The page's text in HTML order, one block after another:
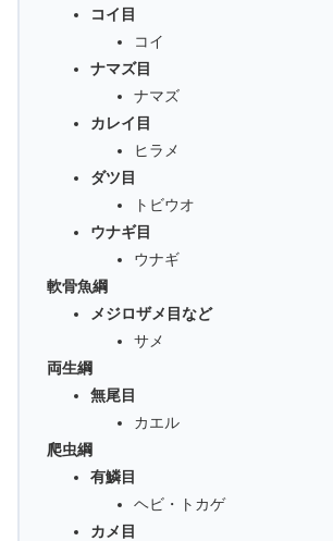
コイ目
コイ
ナマズ目
ナマズ
カレイ目
ヒラメ
ダツ目
トビウオ
ウナギ目
ウナギ
軟骨魚綱
メジロザメ目など
サメ
両生綱
無尾目
カエル
爬虫綱
有鱗目
ヘビ・トカゲ
カメ目